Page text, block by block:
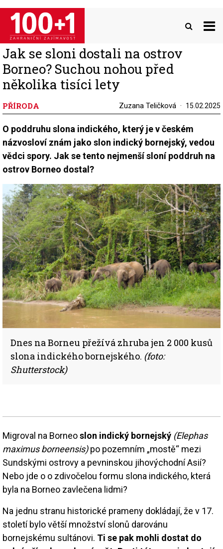
Přejít
hlavnímu
obsahu
Jak se sloni dostali na ostrov
Borneo? Suchou nohou před
několika tisíci lety
PŘÍRODA Zuzana Teličková 15.02.2025
O poddruhu slona indického, který je v českém
názvosloví znám jako slon indický bornejský, vedou
vědci spory. Jak se tento nejmenší sloní poddruh na
ostrov Borneo dostal?
Dnes na Borneu přežívá zhruba jen 2 000 kusů
slona indického bornejského. (foto:
Shutterstock)
Migroval na Borneoslon indický bornejský (Elephas
maximus borneensis)po pozemním „mostě“ mezi
Sundskými ostrovy a pevninskou jihovýchodní Asií?
Nebo jde o o zdivočelou formu slona indického, která
byla na Borneo zavlečena lidmi?
Na jednu stranu historické prameny dokládají, že v 17.
století bylo větší množství slonů darovánu
bornejskému sultánovi. Ti se pak mohli dostat do